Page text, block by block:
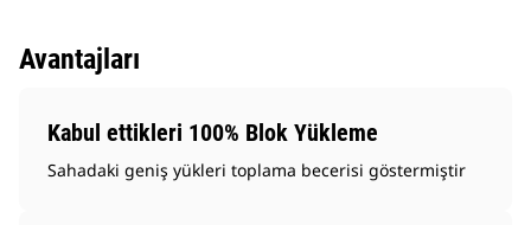
Avantajları
Kabul ettikleri 100% Blok Yükleme
Sahadaki geniş yükleri toplama becerisi göstermiştir